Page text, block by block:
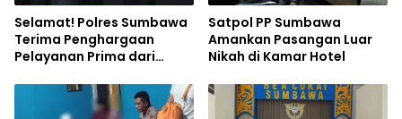
Selamat! Polres Sumbawa
Terima Penghargaan
Pelayanan Prima dari
Satpol PP Sumbawa
Amankan Pasangan Luar
Nikah di Kamar Hotel